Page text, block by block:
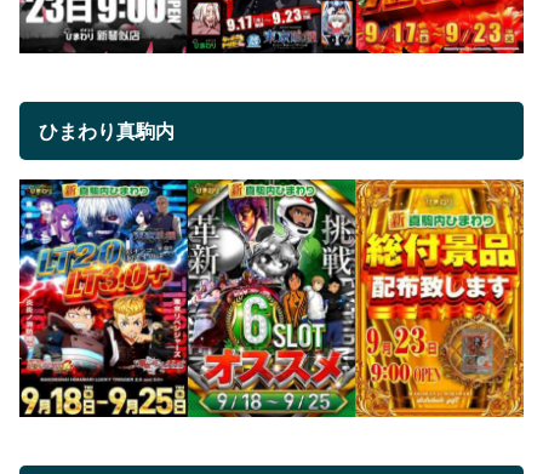
ひまわり真駒内